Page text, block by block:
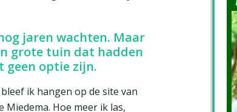
jaren wachten. Maar
grote tuin dat hadden
geen optie zijn.
ik hangen op de site van
Miedema. Hoe meer ik las,